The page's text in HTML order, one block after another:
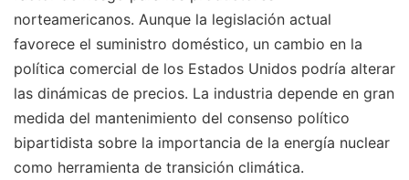
norteamericanos. Aunque la legislación actual
favorece el suministro doméstico, un cambio en la
política comercial de los Estados Unidos podría alterar
las dinámicas de precios. La industria depende en gran
medida del mantenimiento del consenso político
bipartidista sobre la importancia de la energía nuclear
como herramienta de transición climática.